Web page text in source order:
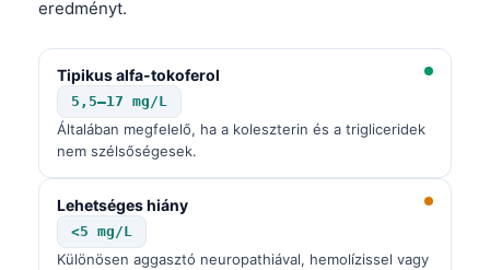
eredményt.
Tipikus alfa-tokoferol
5,5–17 mg/L
Általában megfelelő, ha a koleszterin és a trigliceridek
nem szélsőségesek.
Lehetséges hiány
<5 mg/L
Különösen aggasztó neuropathiával, hemolízissel vagy
తెలుగు
தமிழ்
ગુજરાતી
ಕನ್ನಡ
മലയാളം
Bahasa Melayu
Tagalog